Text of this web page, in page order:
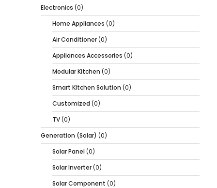
Electronics (0)
Home Appliances (0)
Air Conditioner(0)
Appliances Accessories (0)
Modular Kitchen (0)
Smart Kitchen Solution (0)
Customized (0)
TV(0)
Generation (Solar) (0)
Solar Panel(0)
Solar Inverter(0)
Solar Component (0)